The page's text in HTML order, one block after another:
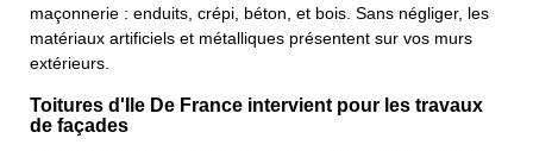
maçonnerie : enduits, crépi, béton, et bois. Sans négliger, les
matériaux artificiels et métalliques présentent sur vos murs
extérieurs.
Toitures d'Ile De France intervient pour les travaux
de façades